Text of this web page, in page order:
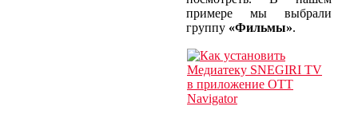
примере мы выбрали
группу «Фильмы».